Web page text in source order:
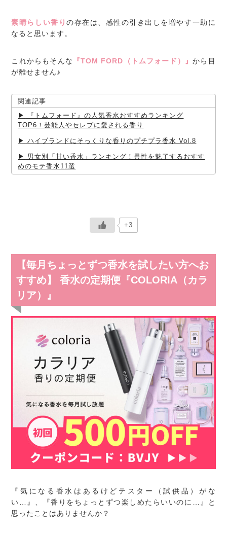
素晴らしい香りの存在は、感性の引き出しを増やす一助に
なると思います。
これからもそんな 『TOM FORD（トムフォード）』から目
が離せません♪
関連記事
『トムフォード』の人気香水おすすめランキング
TOP6！芸能人やセレブに愛される香り
ハイブランドにそっくりな香りのプチプラ香水 Vol.8
男女別「甘い香水」ランキング！異性を魅了するおすす
めのモテ香水11選
+3
【毎月ちょっとずつ香水を試したい方へお
すすめ】 香水の定期便『COLORIA（カラ
リア）』
『気になる香水はあるけどテスター（試供品）がな
い…』、『香りをちょっとずつ楽しめたらいいのに…』と
思ったことはありませんか？